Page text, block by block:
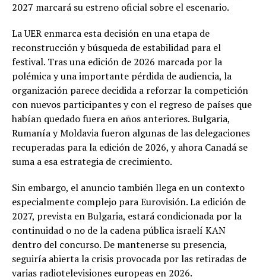
2027 marcará su estreno oficial sobre el escenario.
La UER enmarca esta decisión en una etapa de
reconstrucción y búsqueda de estabilidad para el
festival. Tras una edición de 2026 marcada por la
polémica y una importante pérdida de audiencia, la
organización parece decidida a reforzar la competición
con nuevos participantes y con el regreso de países que
habían quedado fuera en años anteriores. Bulgaria,
Rumanía y Moldavia fueron algunas de las delegaciones
recuperadas para la edición de 2026, y ahora Canadá se
suma a esa estrategia de crecimiento.
Sin embargo, el anuncio también llega en un contexto
especialmente complejo para Eurovisión. La edición de
2027, prevista en Bulgaria, estará condicionada por la
continuidad o no de la cadena pública israelí KAN
dentro del concurso. De mantenerse su presencia,
seguiría abierta la crisis provocada por las retiradas de
varias radiotelevisiones europeas en 2026.